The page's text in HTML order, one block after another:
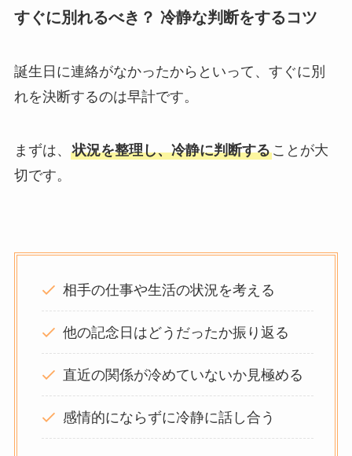
すぐに別れるべき？ 冷静な判断をするコツ
誕生日に連絡がなかったからといって、すぐに別
れを決断するのは早計です。
まずは、 状況を整理し、冷静に判断することが大
切です。
相手の仕事や生活の状況を考える
他の記念日はどうだったか振り返る
直近の関係が冷めていないか見極める
感情的にならずに冷静に話し合う